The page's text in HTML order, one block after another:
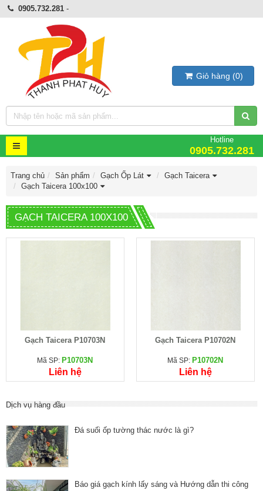
0905.732.281-
Giỏ hàng (0)
Hotline
0905.732.281
Trang chủ Sản phẩm Gạch Ốp Lát
Gạch Taicera
Gạch Taicera 100x100
GẠCH TAICERA 100X100
Gạch Taicera P10703N
Mã SP: P10703N
Liên hệ
Gạch Taicera P10702N
Mã SP: P10702N
Liên hệ
Dịch vụ hàng đầu
Đá suối ốp tường thác nước là gì?
Báo giá gạch kính lấy sáng và Hướng dẫn thi công